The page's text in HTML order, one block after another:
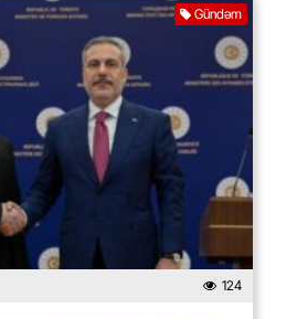
Gündəm
124